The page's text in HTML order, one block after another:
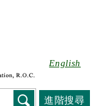
English
進階搜尋